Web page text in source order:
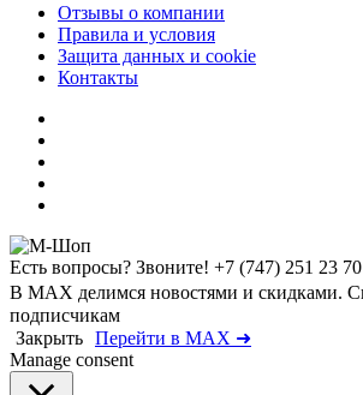
Отзывы о компании
Правила и условия
Защита данных и cookie
Контакты
Есть вопросы? Звоните! +7 (747) 251 23 70
В MAX делимся новостями и скидками.
подписчикам
Закрыть Перейти в MAX ➜
Manage consent